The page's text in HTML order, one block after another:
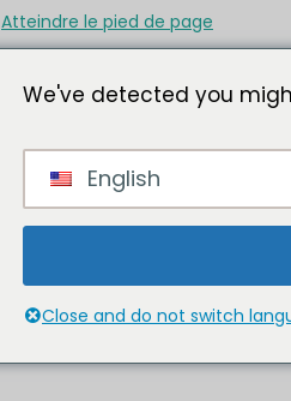
Atteindre le pied de page
We've detected you
English
Close and do not switch